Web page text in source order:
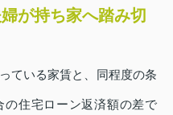
が持ち家へ踏み切
ている家賃と、同程度の条
住宅ローン返済額の差で